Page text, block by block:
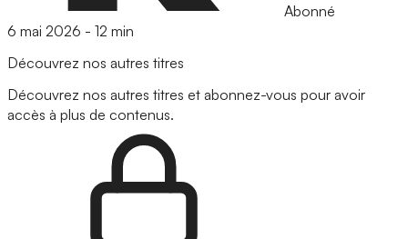
Abonné
6 mai 2026 - 12 min
Découvrez nos autres titres
Découvrez nos autres titres et abonnez-vous pour avoir
accès à plus de contenus.